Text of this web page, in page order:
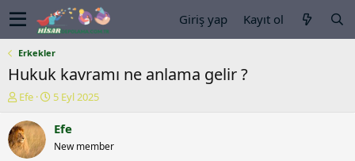
Giriş yap Kayıt ol
Erkekler
Hukuk kavramı ne anlama gelir ?
K
n
u
y
Efe
B
ş
a
5 Eyl 2025
Efe
New member